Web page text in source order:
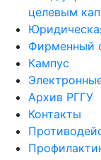
целевым
Фирменный
Кампус
Архив РГГУ
Контакты